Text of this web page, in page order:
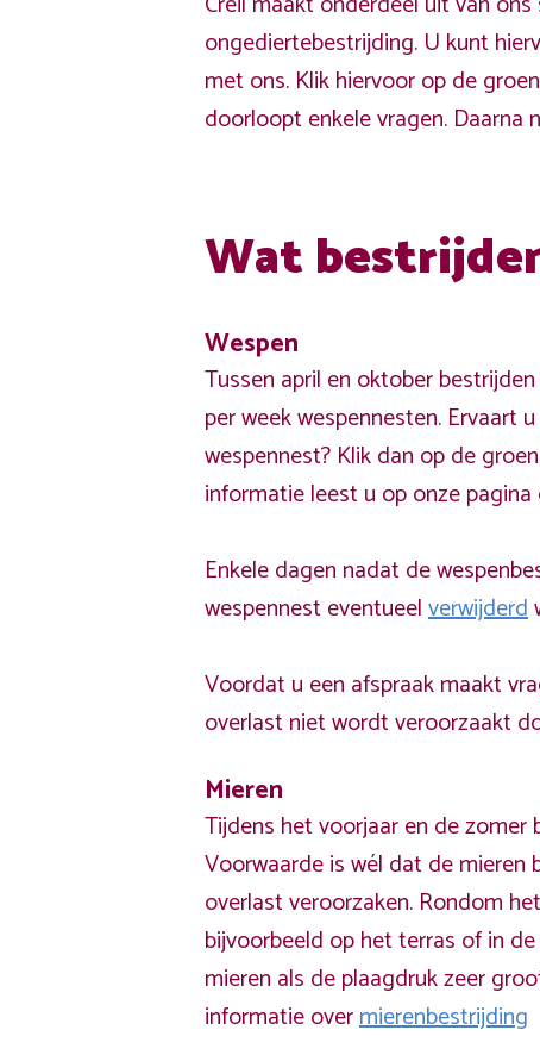
ongediertebestrijding. U kunt
met ons. Klik hiervoor op de
doorloopt enkele vragen.
Wat
Wespen
Tussen april en oktober
per week wespennesten. Ervaart
wespennest? Klik dan op de
informatie leest u op onze pagina
Enkele dagen nadat de
wespennest eventueelverwijderd
Voordat u een afspraak maakt
overlast niet wordt veroorzaakt
Mieren
Tijdens het voorjaar en de zomer
Voorwaarde is wél dat de mieren
overlast veroorzaken. Rondom
bijvoorbeeld op het terras of in
mieren als de plaagdruk zeer
informatie overmierenbestrijding